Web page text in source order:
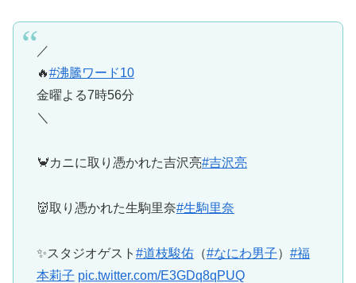
／
🔥#沸騰ワード10
金曜よる7時56分
＼
🦀カニに取り憑かれた吉沢亮#吉沢亮
👹取り憑かれた生駒里奈#生駒里奈
✨スタジオゲスト #道枝駿佑（#なにわ男子） #福
本莉子 pic.twitter.com/E3GDq8qPUQ